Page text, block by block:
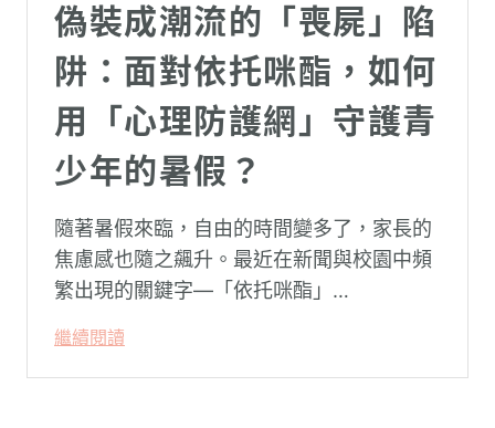
偽裝成潮流的「喪屍」陷
阱：面對依托咪酯，如何
用「心理防護網」守護青
少年的暑假？
隨著暑假來臨，自由的時間變多了，家長的
焦慮感也隨之飆升。最近在新聞與校園中頻
繁出現的關鍵字—「依托咪酯」
父母心中最深沉的恐懼。
繼續閱讀